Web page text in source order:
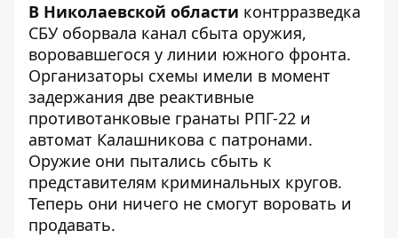
В Николаевской области контрразведка
СБУ оборвала канал сбыта оружия,
воровавшегося у линии южного фронта.
Организаторы схемы имели в момент
задержания две реактивные
противотанковые гранаты РПГ-22 и
автомат Калашникова с патронами.
Оружие они пытались сбыть к
представителям криминальных кругов.
Теперь они ничего не смогут воровать и
продавать.